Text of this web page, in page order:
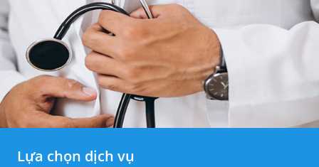
Lựa chọn dịch vụ